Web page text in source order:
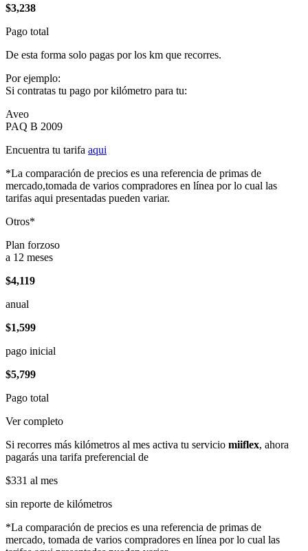
$3,238
Pago total
De esta forma solo pagas por los km que recorres.
Por ejemplo:
Si contratas tu pago por kilómetro para tu:
Aveo
PAQ B 2009
Encuentra tu tarifa aqui
*La comparación de precios es una referencia de primas de
mercado,tomada de varios compradores en línea por lo cual las
tarifas aqui presentadas pueden variar.
Otros*
Plan forzoso
a 12 meses
$4,119
anual
$1,599
pago inicial
$5,799
Pago total
Ver completo
Si recorres más kilómetros al mes activa tu servicio miiflex, ahora
pagarás una tarifa preferencial de
$331 al mes
sin reporte de kilómetros
*La comparación de precios es una referencia de primas de
mercado, tomada de varios compradores en línea por lo cual las